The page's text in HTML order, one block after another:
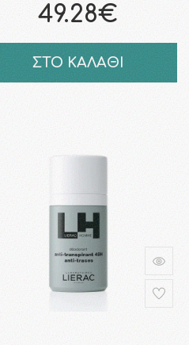
49.28€
ΣΤΟ ΚΑΛΑΘΙ